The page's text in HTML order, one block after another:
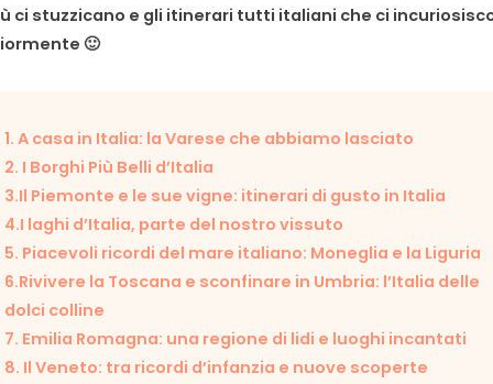
ci stuzzicano e gli itinerari tutti italiani che ci
🙂
1. A casa in Italia: la Varese che abbiamo lasciato
2. I Borghi Più Belli d’Italia
3.Il Piemonte e le sue vigne: itinerari di gusto in Italia
4.I laghi d’Italia, parte del nostro vissuto
5. Piacevoli ricordi del mare italiano: Moneglia e la Liguria
6.Rivivere la Toscana e sconfinare in Umbria: l’Italia delle
dolci colline
7. Emilia Romagna: una regione di lidi e luoghi incantati
8. Il Veneto: tra ricordi d’infanzia e nuove scoperte